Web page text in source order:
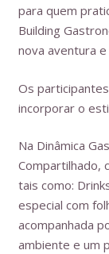
para quem
Building
nova aventura
Os
incorporar o
Na Dinâmica
Compartilhado,
tais como:
especial com
acompanhada
ambiente e um